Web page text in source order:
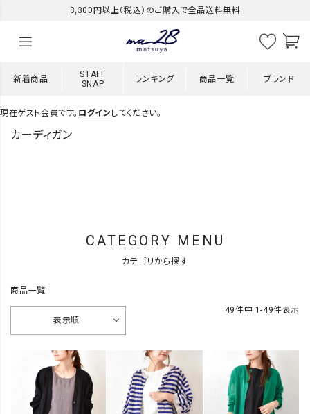
3,300円以上（税込）のご購入で全品送料無料
新着商品
STAFF
SNAP
ランキング 商品一覧 ブランド
現在ゲスト会員です。 ログインしてください。
カーディガン
CATEGORY MENU
カテゴリから探す
商品一覧
表示順
49件中 1-49件表示